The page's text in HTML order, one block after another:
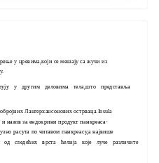
у цревима,који се мешају са жучи из
у другим деловима тела,што представља
Лангерхансонових острваца.Insula
и назив за ендокрини продукт панкреаса-
расута по читавом панкреасу,а највише
следећих врста ћелија које луче различите